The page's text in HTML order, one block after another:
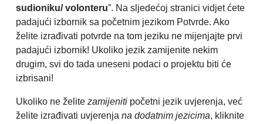
sudioniku/ volonteru”. Na sljedećoj stranici vidjet ćete
padajući izbornik sa početnim jezikom Potvrde. Ako
želite izrađivati potvrde na tom jeziku ne mijenjajte prvi
padajući izbornik! Ukoliko jezik zamijenite nekim
drugim, svi do tada uneseni podaci o projektu biti će
izbrisani!
Ukoliko ne želite zamijeniti početni jezik uvjerenja, već
želite izrađivati uvjerenja na dodatnim jezicima, kliknite